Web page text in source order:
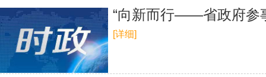
“向新而行——省政府参
[详细]